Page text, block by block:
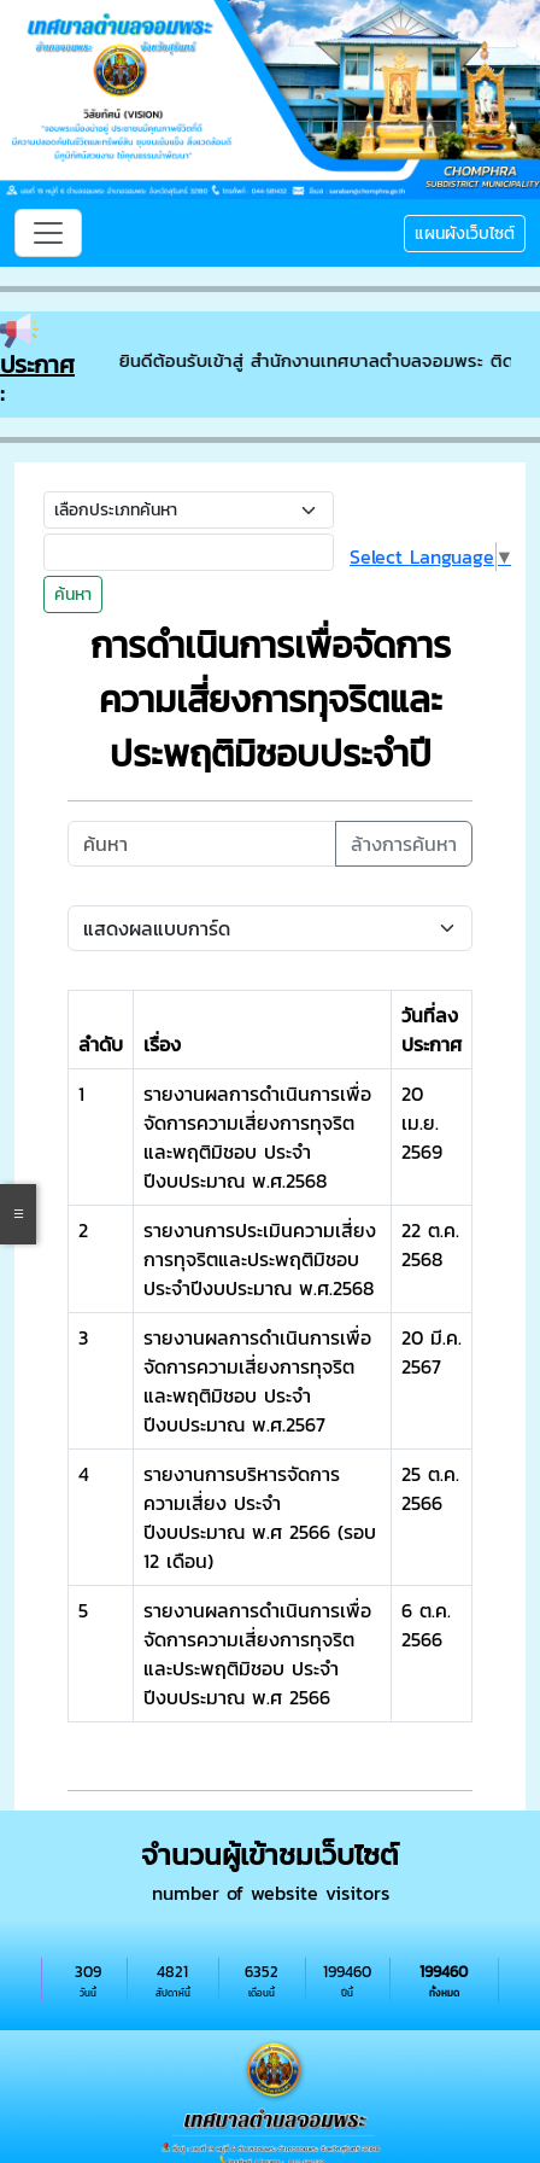
แผนผังเว็บไซต์
ประกาศ
:
ยินดีต้อนรับเข้าสู่ สำนักงานเทศบาลตำบลจอมพระ ติดต่
ค้นหา
Select Language ▼
การดำเนินการเพื่อจัดการ
ความเสี่ยงการทุจริตและ
ประพฤติมิชอบประจำปี
ล้างการค้นหา
ลำดับ เรื่อง
วันที่ลง
ประกาศ
1
รายงานผลการดำเนินการเพื่อ
จัดการความเสี่ยงการทุจริต
และพฤติมิชอบ ประจำ
ปีงบประมาณ พ.ศ.2568
20
เม.ย.
2569
2
รายงานการประเมินความเสี่ยง
การทุจริตและประพฤติมิชอบ
ประจำปีงบประมาณ พ.ศ.2568
22 ต.ค.
2568
3
รายงานผลการดำเนินการเพื่อ
จัดการความเสี่ยงการทุจริต
และพฤติมิชอบ ประจำ
ปีงบประมาณ พ.ศ.2567
20 มี.ค.
2567
4
รายงานการบริหารจัดการ
ความเสี่ยง ประจำ
ปีงบประมาณ พ.ศ 2566 (รอบ
12 เดือน)
25 ต.ค.
2566
5
รายงานผลการดำเนินการเพื่อ
จัดการความเสี่ยงการทุจริต
และประพฤติมิชอบ ประจำ
ปีงบประมาณ พ.ศ 2566
6 ต.ค.
2566
จำนวนผู้เข้าชมเว็บไซต์
number of website visitors
วันนี้
309
สัปดาห์นี้
4821
เดือนนี้
6352
ปีนี้
199460
ทั้งหมด
199460